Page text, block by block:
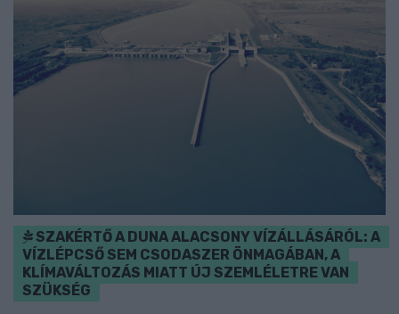
SZAKÉRTŐ A DUNA ALACSONY VÍZÁLLÁSÁRÓL: A
VÍZLÉPCSŐ SEM CSODASZER ÖNMAGÁBAN, A
KLÍMAVÁLTOZÁS MIATT ÚJ SZEMLÉLETRE VAN
SZÜKSÉG